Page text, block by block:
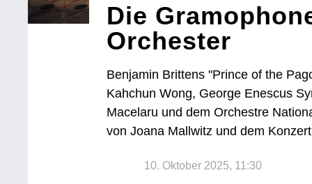
Die
Orchester
Benjamin Brittens "Prince of the
Kahchun Wong, George Enescus
Macelaru und dem Orchestre
von Joana Mallwitz und dem
10. Oktober 2025, 11:30